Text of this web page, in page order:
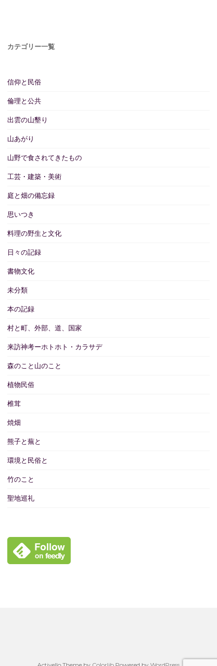
カテゴリー一覧
信仰と民俗
倫理と公共
出雲の山墾り
山あがり
山野で食されてきたもの
工芸・建築・美術
庭と畑の備忘録
思いつき
料理の野生と文化
日々の記録
書物文化
未分類
本の記録
村と町、外部、道、国家
来訪神考ーホトホト・カラサデ
森のこと山のこと
植物民俗
椎茸
焼畑
熊子と蕪と
環境と民俗と
竹のこと
聖地巡礼